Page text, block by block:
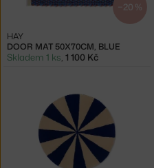
−20 %
DOOR MAT 50X70CM, BLUE
HAY
Skladem 1 ks, 1 100 Kč